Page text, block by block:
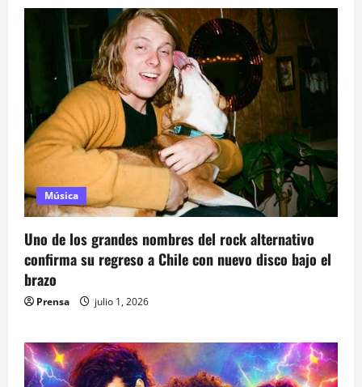
Música
Uno de los grandes nombres del rock alternativo
confirma su regreso a Chile con nuevo disco bajo el
brazo
Prensa julio 1, 2026